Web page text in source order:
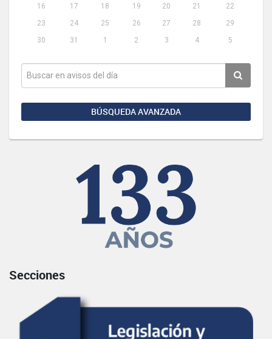
16
17 18 19 20 21
22
23
24 25 26 27 28
29
30
31 1 2 3 4 5
BÚSQUEDA AVANZADA
Secciones